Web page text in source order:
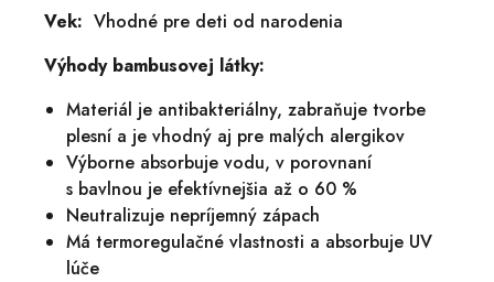
Vek: Vhodné pre deti od narodenia
Výhody bambusovej látky:
Materiál je antibakteriálny, zabraňuje tvorbe
plesní a je vhodný aj pre malých alergikov
Výborne absorbuje vodu, v porovnaní
s bavlnou je efektívnejšia až o 60 %
Neutralizuje nepríjemný zápach
Má termoregulačné vlastnosti a absorbuje UV
lúče